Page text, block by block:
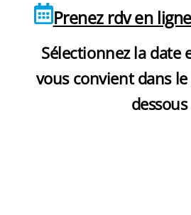
Prenez rdv en
Sélectionnez la date
vous convient dans
dessous